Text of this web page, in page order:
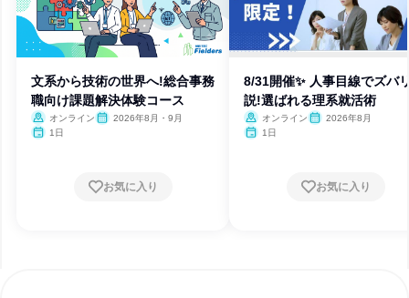
文系から技術の世界へ!総合事務
職向け課題解決体験コース
オンライン
2026年8月・9月
1日
お気に入り
8/31開催✨ 人事目線でズバ
説!選ばれる理系就活術
オンライン
2026年8月
1日
お気に入り